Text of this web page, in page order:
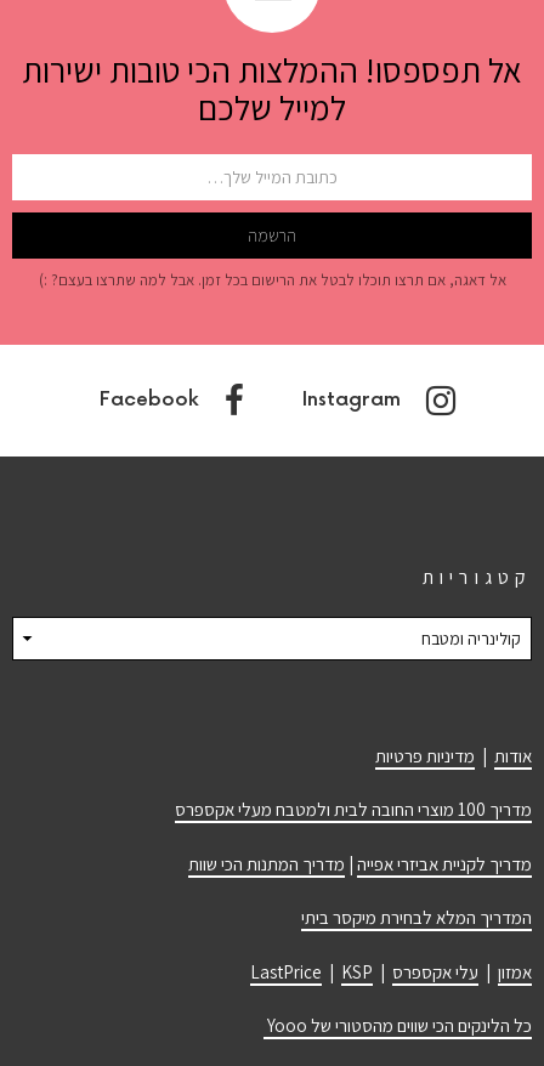
אל תפספסו! ההמלצות הכי טובות ישירות
למייל שלכם
אל דאגה, אם תרצו תוכלו לבטל את הרישום בכל זמן. אבל למה שתרצו בעצם? :)
Instagram
Facebook
קטגוריות
קטגוריות
אודות | מדיניות פרטיות
מדריך 100 מוצרי החובה לבית ולמטבח מעלי אקספרס
מדריך לקניית אביזרי אפייה | מדריך המתנות הכי שוות
המדריך המלא לבחירת מיקסר ביתי
אמזון | עלי אקספרס |
LastPrice | KSP
כל הלינקים הכי שווים מהסטורי של Yooo